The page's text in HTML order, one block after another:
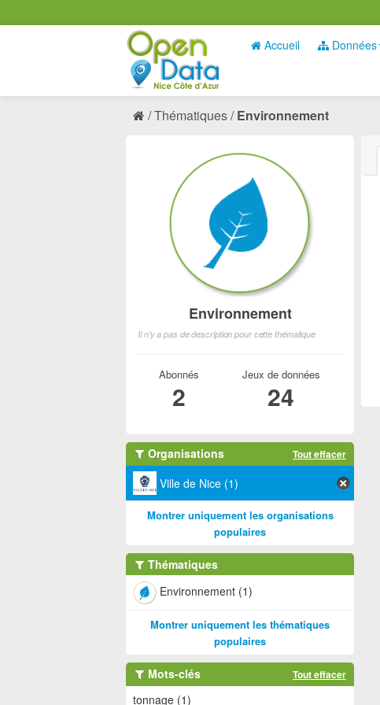
Accueil Données
Thématiques Environnement
Environnement
Il n'y a pas de description pour cette thématique
Abonnés
2
Jeux de données
24
Organisations Tout effacer
Ville de Nice (1)
Montrer uniquement les organisations
populaires
Thématiques
Environnement (1)
Montrer uniquement les thématiques
populaires
Mots-clés Tout effacer
tonnage (1)